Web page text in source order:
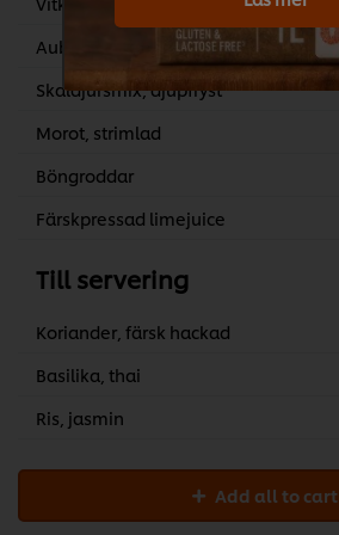
Aubergine, i 1x1 cm tärningar
Skaldjursmix, djupfryst
Morot, strimlad
Böngroddar
Färskpressad limejuice
Till servering
Koriander, färsk hackad
Basilika, thai
Ris, jasmin
Add all to cart